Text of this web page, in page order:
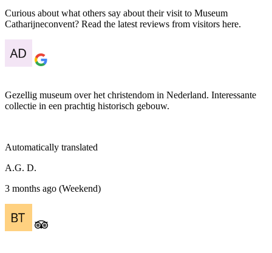
Curious about what others say about their visit to Museum
Catharijneconvent? Read the latest reviews from visitors here.
Gezellig museum over het christendom in Nederland. Interessante
collectie in een prachtig historisch gebouw.
Automatically translated
A.G. D.
3 months ago (Weekend)